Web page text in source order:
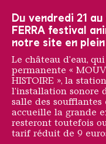
Du vendredi 21
FERRA festival
notre site en
Le château d'eau,
permanente «
HISTOIRE », la
l'installation sonore
salle des soufflantes
accueille la grande
resteront toutefois
tarif réduit de 9